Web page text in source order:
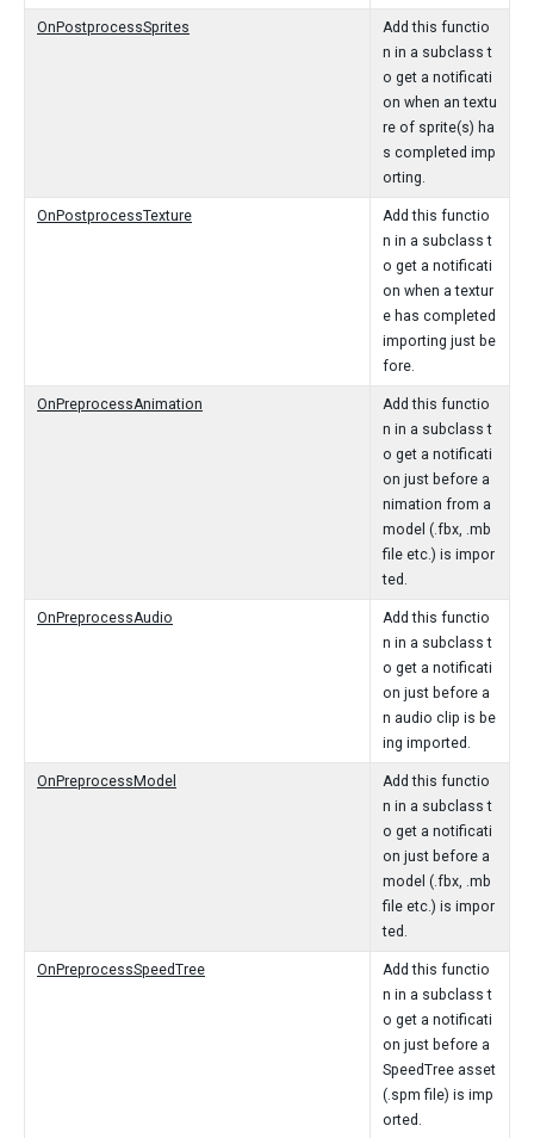
OnPostprocessSprites
Add this functio
n in a subclass t
o get a notificati
on when an textu
re of sprite(s) ha
s completed imp
orting.
OnPostprocessTexture
Add this functio
n in a subclass t
o get a notificati
on when a textur
e has completed
importing just be
fore.
OnPreprocessAnimation
Add this functio
n in a subclass t
o get a notificati
on just before a
nimation from a
model (.fbx, .mb
file etc.) is impor
ted.
OnPreprocessAudio
Add this functio
n in a subclass t
o get a notificati
on just before a
n audio clip is be
ing imported.
OnPreprocessModel
Add this functio
n in a subclass t
o get a notificati
on just before a
model (.fbx, .mb
file etc.) is impor
ted.
OnPreprocessSpeedTree
Add this functio
n in a subclass t
o get a notificati
on just before a
SpeedTree asset
(.spm file) is imp
orted.